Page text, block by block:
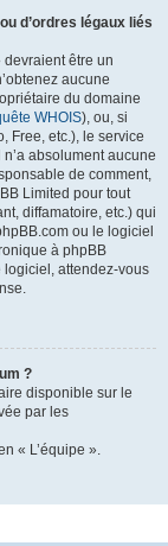
d’ordres légaux liés
devraient être un
aucune
du domaine
WHOIS), ou, si
Free, etc.), le service
absolument aucune
de comment,
Limited pour tout
diffamatoire, etc.) qui
ou le logiciel
à phpBB
logiciel, attendez-vous
?
disponible sur le
par les
« L’équipe ».